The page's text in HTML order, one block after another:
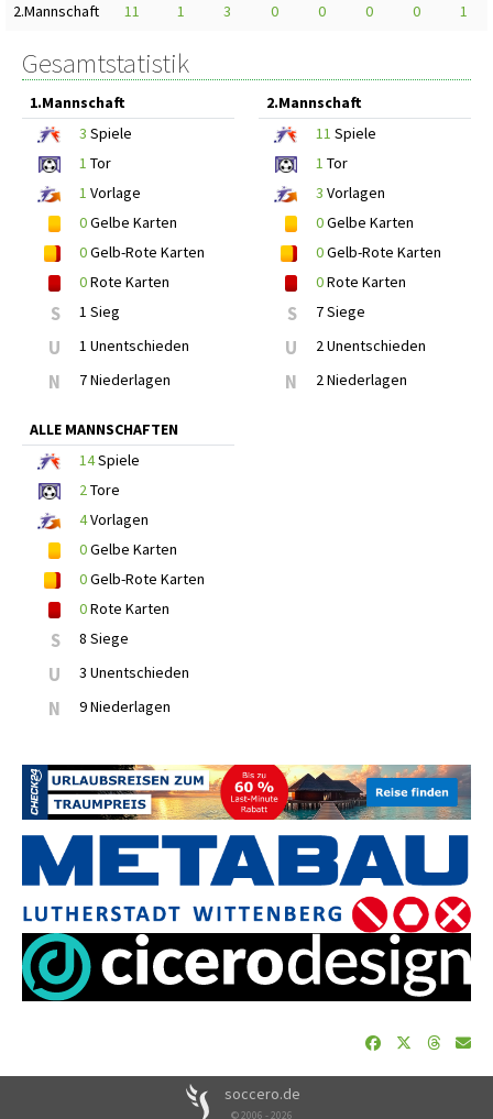
2.Mannschaft
11 1 3 0 0 0 0 1
Gesamtstatistik
1.Mannschaft
3 Spiele
1 Tor
1 Vorlage
0Gelbe Karten
0Gelb-Rote Karten
0Rote Karten
S 1 Sieg
U 1 Unentschieden
N 7 Niederlagen
2.Mannschaft
11 Spiele
1 Tor
3 Vorlagen
0Gelbe Karten
0Gelb-Rote Karten
0Rote Karten
S 7 Siege
U 2 Unentschieden
N 2 Niederlagen
ALLE MANNSCHAFTEN
14Spiele
2Tore
4Vorlagen
0Gelbe Karten
0Gelb-Rote Karten
0Rote Karten
S 8 Siege
U 3 Unentschieden
N 9 Niederlagen
soccero.de
© 2006 - 2026